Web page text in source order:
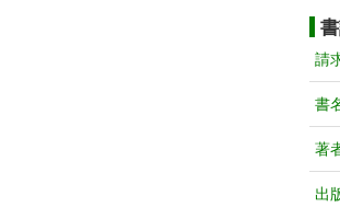
請
書
著
出